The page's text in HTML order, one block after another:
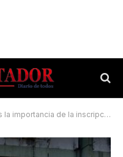
de la inscripción al subsidio de la energía